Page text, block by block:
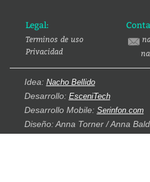
Legal:
Terminos de uso
Privacidad
Idea: Nacho Bellido
Desarrollo: EsceniTech
Desarrollo Mobile: Serinfon.com
Diseño: Anna Torner / Anna